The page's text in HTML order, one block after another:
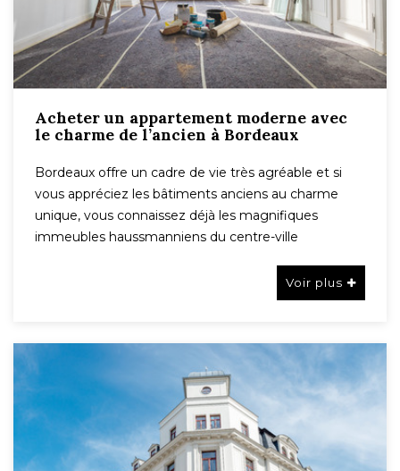
Acheter un appartement moderne avec
le charme de l’ancien à Bordeaux
Bordeaux offre un cadre de vie très agréable et si
vous appréciez les bâtiments anciens au charme
unique, vous connaissez déjà les magnifiques
immeubles haussmanniens du centre-ville
Voir plus